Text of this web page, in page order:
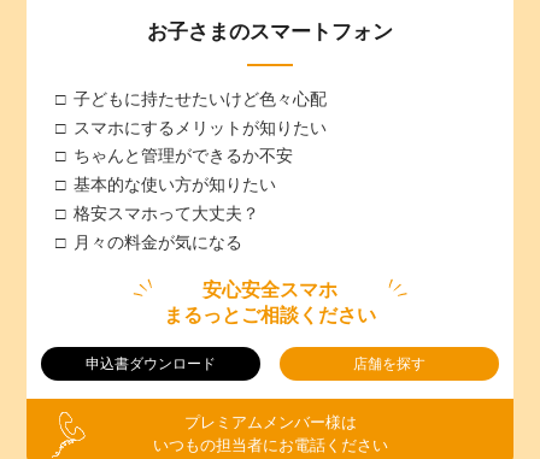
お子さまのスマートフォン
子どもに持たせたいけど色々心配
スマホにするメリットが知りたい
ちゃんと管理ができるか不安
基本的な使い方が知りたい
格安スマホって大丈夫？
月々の料金が気になる
安心安全スマホ
まるっとご相談ください
申込書ダウンロード 店舗を探す
プレミアムメンバー様は
いつもの担当者にお電話ください